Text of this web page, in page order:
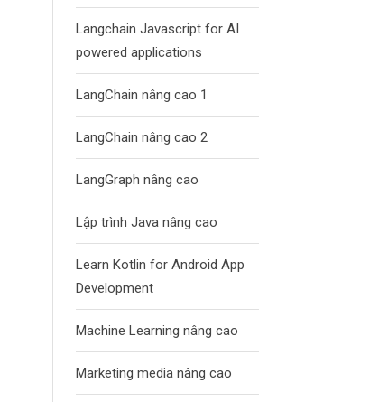
Langchain Javascript for AI
powered applications
LangChain nâng cao 1
LangChain nâng cao 2
LangGraph nâng cao
Lập trình Java nâng cao
Learn Kotlin for Android App
Development
Machine Learning nâng cao
Marketing media nâng cao